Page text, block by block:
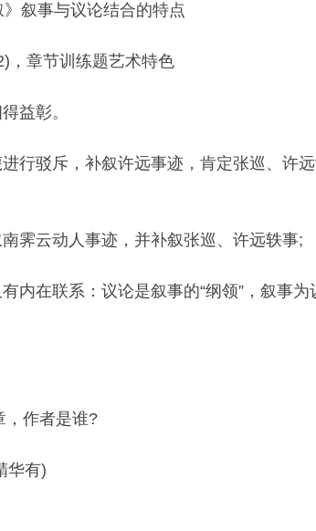
叙事与议论结合的特点
，章节训练题艺术特色
益彰。
行驳斥，补叙许远事迹，肯定张巡、许
霁云动人事迹，并补叙张巡、许远轶事;
内在联系：议论是叙事的“纲领”，叙事为
，作者是谁?
华有)